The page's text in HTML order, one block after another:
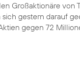
Großaktionäre von
gestern darauf
gegen 72